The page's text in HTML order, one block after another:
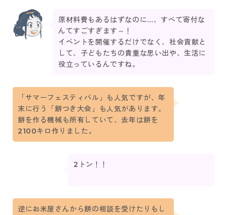
原材料費もあるはずなのに…、すべて寄付な
んてすごすぎます～！
イベントを開催するだけでなく、社会貢献と
して、子どもたちの貴重な思い出や、生活に
役立っているんですね。
「サマーフェスティバル」も人気ですが、年
末に行う「餅つき大会」も人気があります。
餅を作る機械も所有していて、去年は餅を
2100キロ作りました。
2トン！！
逆にお米屋さんから餅の相談を受けたりもし